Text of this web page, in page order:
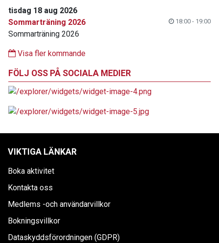
tisdag 18 aug 2026
Sommarträning 2026
18:00 - 19:00
Sommarträning 2026
Visa fler kommande
FÖLJ OSS PÅ SOCIALA MEDIER
VIKTIGA LÄNKAR
Boka aktivitet
Kontakta oss
Medlems -och användarvillkor
Bokningsvillkor
Dataskyddsförordningen (GDPR)